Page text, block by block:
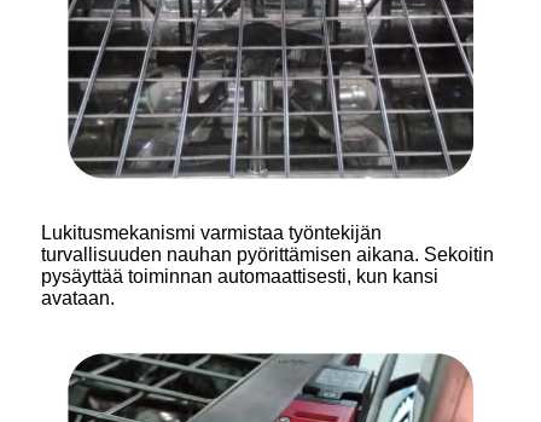
Lukitusmekanismi varmistaa työntekijän
turvallisuuden nauhan pyörittämisen aikana. Sekoitin
pysäyttää toiminnan automaattisesti, kun kansi
avataan.